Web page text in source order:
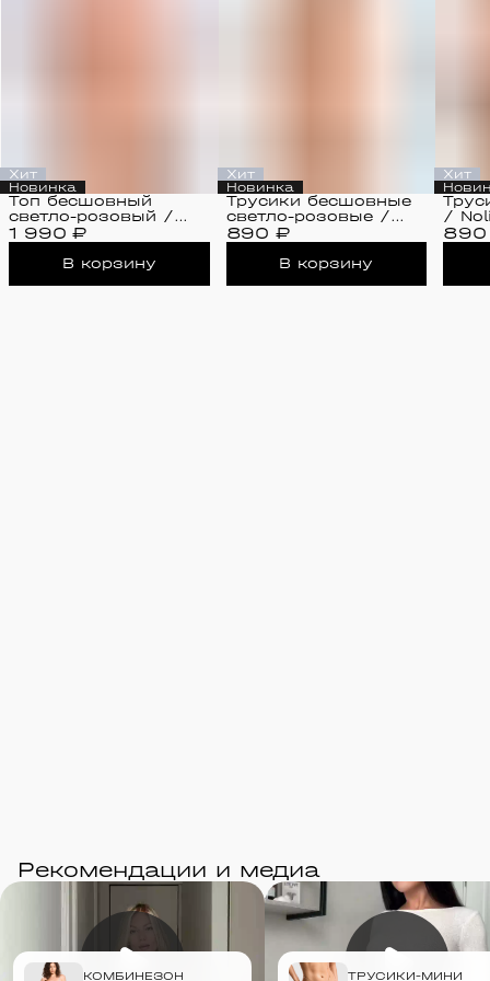
Хит
Новинка
1 990 ₽
Топ бесшовный
светло-розовый /
Nolines
В корзину
Хит
Новинка
890 ₽
Трусики бесшовные
светло-розовые /
Nolines
В корзину
Хит
890
/
Рекомендации и медиа
КОМБИНЕЗОН ТРУСИКИ-МИНИ